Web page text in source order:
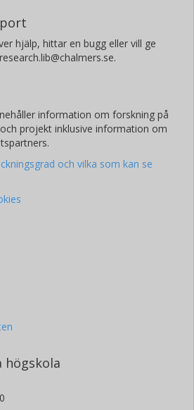
hjälp, hittar en bugg eller vill ge
information om forskning på
projekt inklusive information om
och vilka som kan se
högskola